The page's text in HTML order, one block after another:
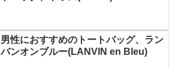
男性におすすめのトートバッグ、ラン
バンオンブルー(LANVIN en Bleu)